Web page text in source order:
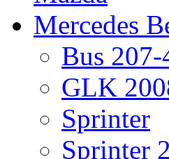
Mercedes
Bus 207-
GLK
Sprinter
Sprinter